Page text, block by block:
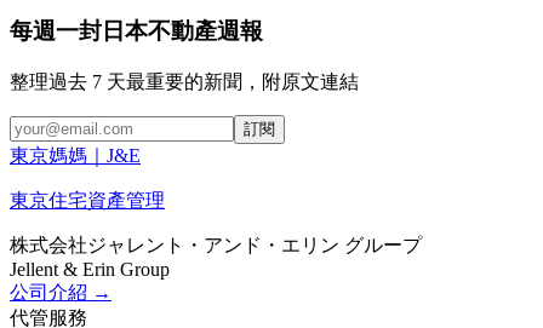
每週一封日本不動產週報
整理過去 7 天最重要的新聞，附原文連結
訂閱
東京媽媽 J&E
東京住宅資產管理
株式会社ジャレント・アンド・エリン グループ
Jellent & Erin Group
公司介紹 →
代管服務